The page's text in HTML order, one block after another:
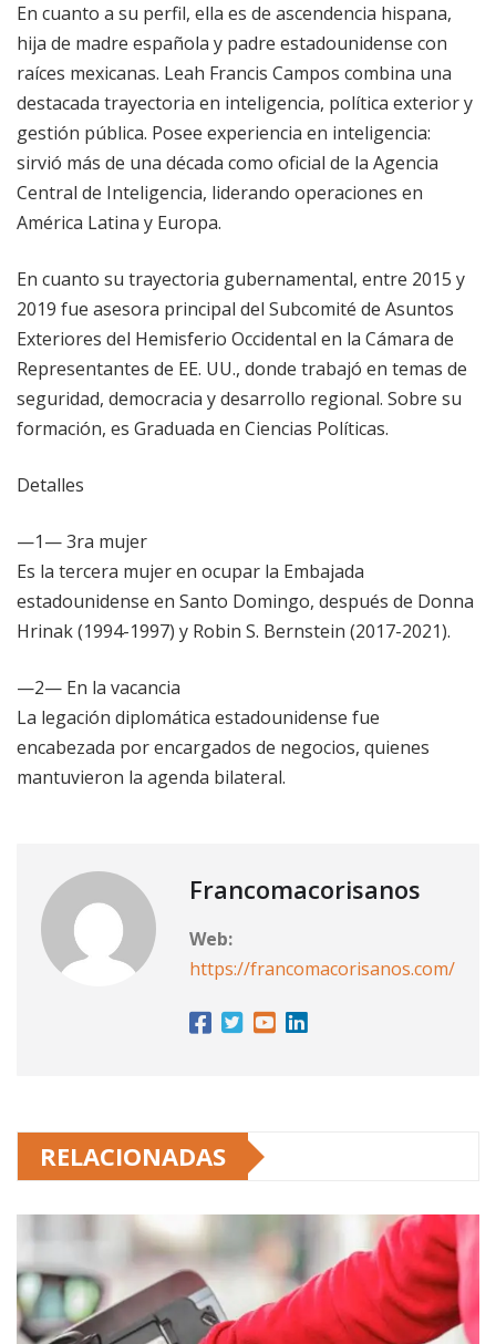
En cuanto a su perfil, ella es de ascendencia hispana,
hija de madre española y padre estadounidense con
raíces mexicanas. Leah Francis Campos combina una
destacada trayectoria en inteligencia, política exterior y
gestión pública. Posee experiencia en inteligencia:
sirvió más de una década como oficial de la Agencia
Central de Inteligencia, liderando operaciones en
América Latina y Europa.
En cuanto su trayectoria gubernamental, entre 2015 y
2019 fue asesora principal del Subcomité de Asuntos
Exteriores del Hemisferio Occidental en la Cámara de
Representantes de EE. UU., donde trabajó en temas de
seguridad, democracia y desarrollo regional. Sobre su
formación, es Graduada en Ciencias Políticas.
Detalles
—1— 3ra mujer
Es la tercera mujer en ocupar la Embajada
estadounidense en Santo Domingo, después de Donna
Hrinak (1994-1997) y Robin S. Bernstein (2017-2021).
—2— En la vacancia
La legación diplomática estadounidense fue
encabezada por encargados de negocios, quienes
mantuvieron la agenda bilateral.
Francomacorisanos
Web:
https://francomacorisanos.com/
RELACIONADAS